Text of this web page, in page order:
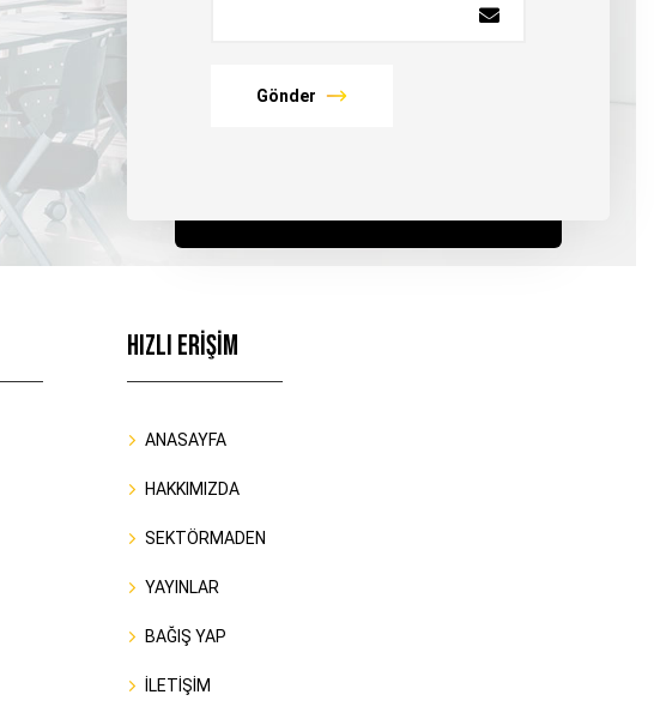
Gönder
HIZLI ERİŞİM
ANASAYFA
HAKKIMIZDA
SEKTÖRMADEN
YAYINLAR
BAĞIŞ YAP
İLETİŞİM